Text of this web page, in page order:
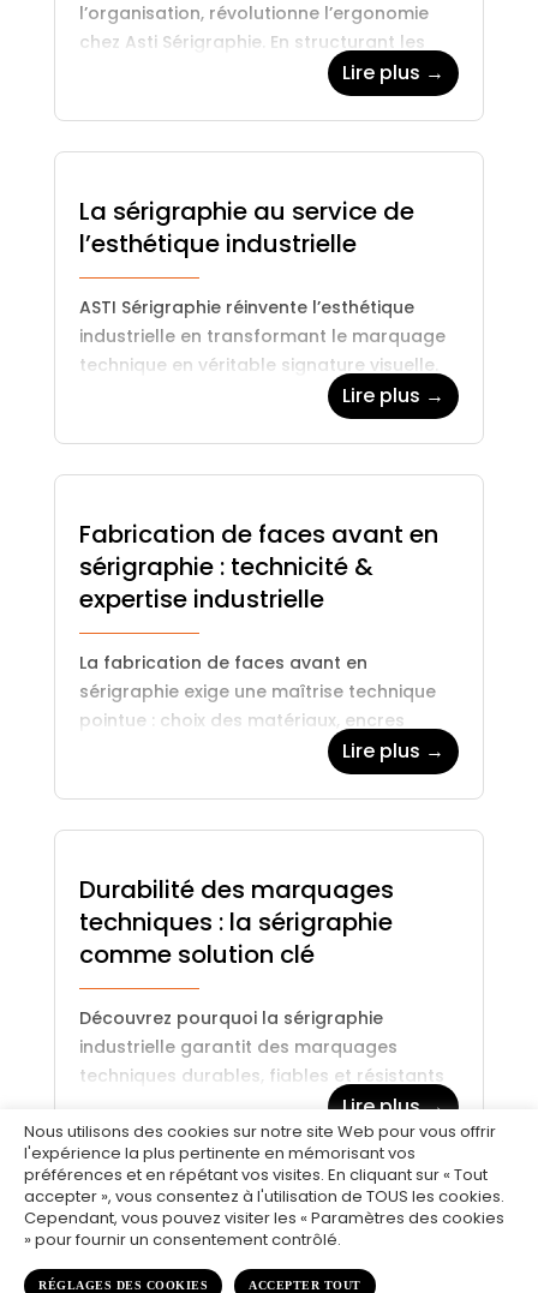
l’organisation, révolutionne l’ergonomie
chez Asti Sérigraphie. En structurant les
postes de travail, elle optimise le confort,
réduit les erreurs et booste la productivité.
Un…
Lire plus →
La sérigraphie au service de
l’esthétique industrielle
ASTI Sérigraphie réinvente l’esthétique
industrielle en transformant le marquage
technique en véritable signature visuelle.
Finitions brillantes, mates, satinées, encres
contrastées, textures et vernis décoratifs
permettent de sublimer les supports et…
Lire plus →
Fabrication de faces avant en
sérigraphie : technicité &
expertise industrielle
La fabrication de faces avant en
sérigraphie exige une maîtrise technique
pointue : choix des matériaux, encres
adaptées, précision des tracés, résistance
mécanique… Découvrez les bonnes
pratiques qui garantissent des…
Lire plus →
Durabilité des marquages
techniques : la sérigraphie
comme solution clé
Découvrez pourquoi la sérigraphie
industrielle garantit des marquages
techniques durables, fiables et résistants
dans les environnements les plus
exigeants.
Lire plus →
Nous utilisons des cookies sur notre site Web pour vous offrir
l'expérience la plus pertinente en mémorisant vos
préférences et en répétant vos visites. En cliquant sur « Tout
accepter », vous consentez à l'utilisation de TOUS les cookies.
Cependant, vous pouvez visiter les « Paramètres des cookies
» pour fournir un consentement contrôlé.
RÉGLAGES DES COOKIES ACCEPTER TOUT